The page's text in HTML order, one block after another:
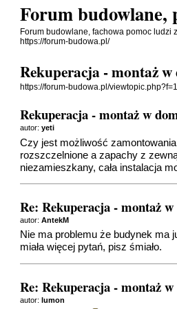
Forum budowlane,
Forum budowlane, fachowa pomoc ludzi
https://forum-budowa.pl/
Rekuperacja - montaż
https://forum-budowa.pl/
Rekuperacja - montaż w
autor:yeti
Czy jest możliwość
rozszczelnione a zapachy z
niezamieszkany, cała instalacja
Re: Rekuperacja - montaż
autor:AntekM
Nie ma problemu że budynek ma
miała więcej pytań, pisz śmiało.
Re: Rekuperacja - montaż
autor:lumon